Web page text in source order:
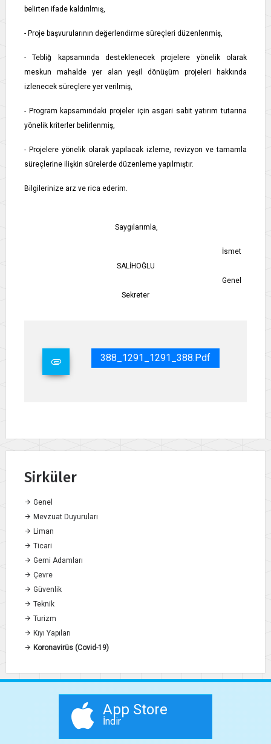
belirten ifade kaldırılmış,
- Proje başvurularının değerlendirme süreçleri düzenlenmiş,
- Tebliğ kapsamında desteklenecek projelere yönelik olarak
meskun mahalde yer alan yeşil dönüşüm projeleri hakkında
izlenecek süreçlere yer verilmiş,
- Program kapsamındaki projeler için asgari sabit yatırım tutarına
yönelik kriterler belirlenmiş,
- Projelere yönelik olarak yapılacak izleme, revizyon ve tamamla
süreçlerine ilişkin sürelerde düzenleme yapılmıştır.
Bilgilerinize arz ve rica ederim.
Saygılarımla,
İsmet
SALİHOĞLU
Genel
Sekreter
388_1291_1291_388.pdf
Sirküler
Genel
Mevzuat Duyuruları
Liman
Ticari
Gemi Adamları
Çevre
Güvenlik
Teknik
Turizm
Kıyı Yapıları
Koronavirüs (Covid-19)
App Store
İndir